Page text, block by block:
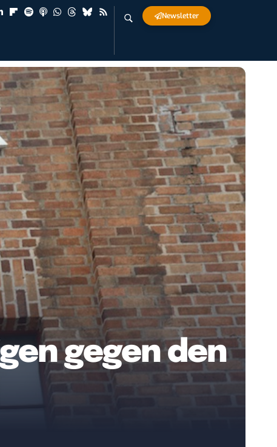
Newsletter
gegen den